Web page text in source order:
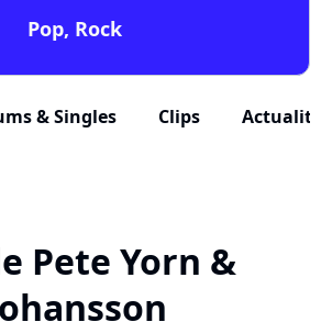
Pop, Rock
& Singles Clips
Pete Yorn &